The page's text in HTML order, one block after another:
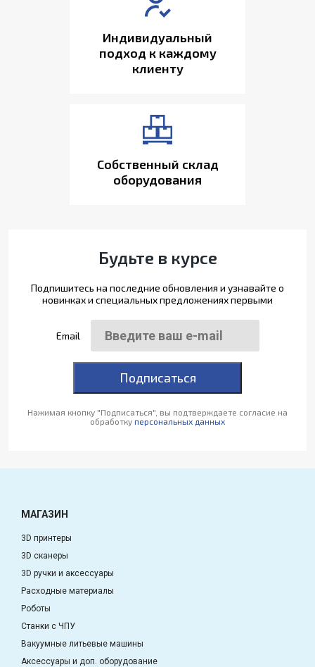
Индивидуальный
подход к каждому
клиенту
Собственный склад
оборудования
Будьте в курсе
Подпишитесь на последние обновления и узнавайте о
новинках и специальных предложениях первыми
Email
Подписаться
Нажимая кнопку "Подписаться", вы подтверждаете согласие на
обработку персональных данных
МАГАЗИН
3D принтеры
3D сканеры
3D ручки и аксессуары
Расходные материалы
Роботы
Станки с ЧПУ
Вакуумные литьевые машины
Аксессуары и доп. оборудование